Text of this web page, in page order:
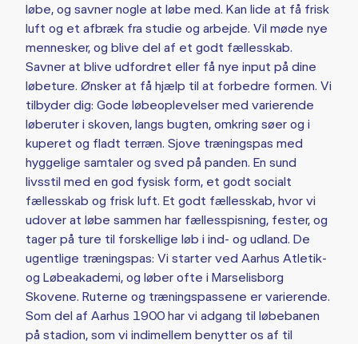
løbe, og savner nogle at løbe med. Kan lide at få frisk
luft og et afbræk fra studie og arbejde. Vil møde nye
mennesker, og blive del af et godt fællesskab.
Savner at blive udfordret eller få nye input på dine
løbeture. Ønsker at få hjælp til at forbedre formen. Vi
tilbyder dig: Gode løbeoplevelser med varierende
løberuter i skoven, langs bugten, omkring søer og i
kuperet og fladt terræn. Sjove træningspas med
hyggelige samtaler og sved på panden. En sund
livsstil med en god fysisk form, et godt socialt
fællesskab og frisk luft. Et godt fællesskab, hvor vi
udover at løbe sammen har fællesspisning, fester, og
tager på ture til forskellige løb i ind- og udland. De
ugentlige træningspas: Vi starter ved Aarhus Atletik-
og Løbeakademi, og løber ofte i Marselisborg
Skovene. Ruterne og træningspassene er varierende.
Som del af Aarhus 1900 har vi adgang til løbebanen
på stadion, som vi indimellem benytter os af til